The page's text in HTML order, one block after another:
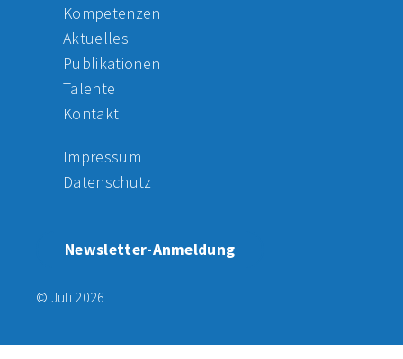
Kompetenzen
Aktuelles
Publikationen
Talente
Kontakt
Impressum
Datenschutz
Newsletter-Anmeldung
© Juli 2026